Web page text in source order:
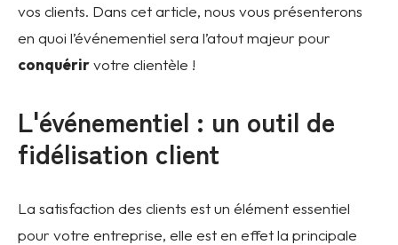
vos clients. Dans cet article, nous vous présenterons
en quoi l’événementiel sera l’atout majeur pour
conquérirvotre clientèle !
L'événementiel : un outil de
fidélisation client
La satisfaction des clients est un élément essentiel
pour votre entreprise, elle est en effet la principale